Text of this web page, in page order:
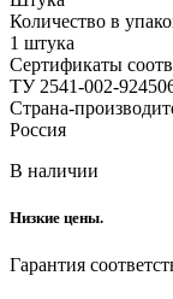
Количество в
1 штука
Сертификаты
ТУ 2541-002-
Страна-
Россия
В наличии
Низкие цены.
Гарантия